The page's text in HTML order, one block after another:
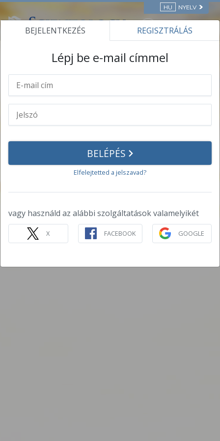
HU NYELV
ONLINE TANFOLYAMOK
Saját profil
Személyes információk
BEJELENTKEZÉS REGISZTRÁLÁS
Lépj be e-mail címmel
BELÉPÉS
Elfelejtetted a jelszavad?
vagy használd az alábbi szolgáltatások valamelyikét
X FACEBOOK GOOGLE